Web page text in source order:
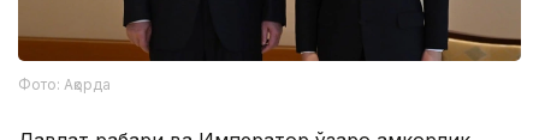
Фото: Ақорда